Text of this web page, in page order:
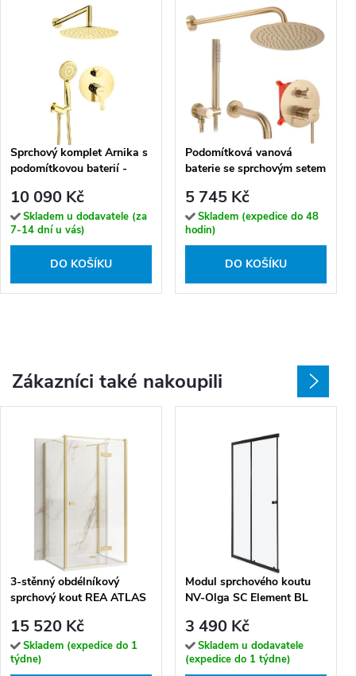
Sprchový komplet Arnika s
podomítkovou baterií -
10 090 Kč
Skladem u dodavatele (za
7-14 dní u vás)
DO KOŠÍKU
Podomítková vanová
baterie se sprchovým setem
kartáčovaná
5 745 Kč
Skladem (expedice do 48
hodin)
DO KOŠÍKU
Zákazníci také nakoupili
3-stěnný obdélníkový
sprchový kout REA ATLAS
90/zástěna cm, zlatá
kartáčovaná/transparent -
bez vaničky
15 520 Kč
Skladem (expedice do 1
týdne)
Modul sprchového koutu
NV-Olga SC Element BL
bez vaničky
3 490 Kč
Skladem u dodavatele
(expedice do 1 týdne)